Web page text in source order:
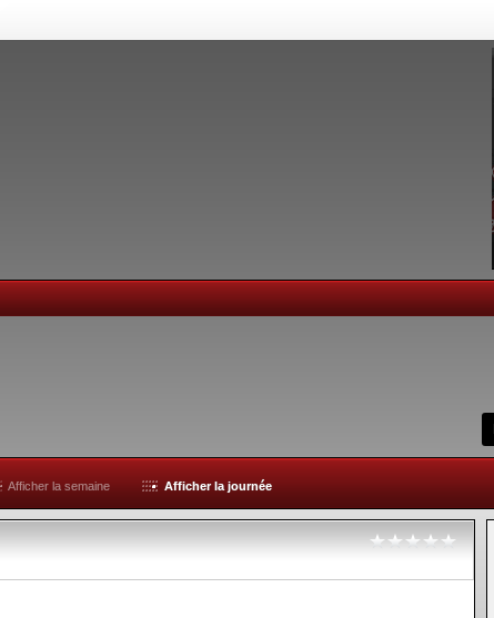
Afficher la semaine Afficher la journée